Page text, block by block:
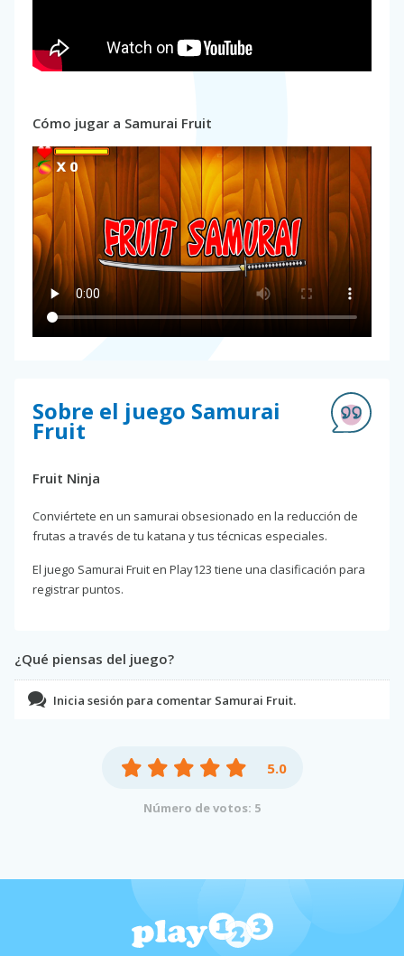
Cómo jugar a Samurai Fruit
Sobre el juego Samurai
Fruit
Fruit Ninja
Conviértete en un samurai obsesionado en la reducción de
frutas a través de tu katana y tus técnicas especiales.
El juego Samurai Fruit en Play123 tiene una clasificación para
registrar puntos.
¿Qué piensas del juego?
Inicia sesión para comentar Samurai Fruit.
5.0
Número de votos: 5